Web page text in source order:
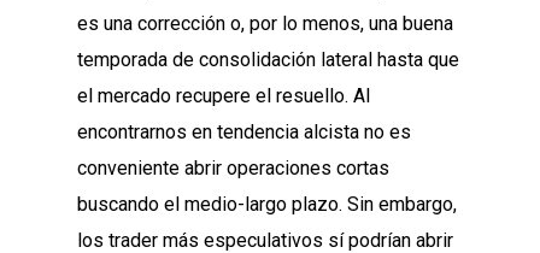
es una corrección o, por lo menos, una buena
temporada de consolidación lateral hasta que
el mercado recupere el resuello. Al
encontrarnos en tendencia alcista no es
conveniente abrir operaciones cortas
buscando el medio-largo plazo. Sin embargo,
los trader más especulativos sí podrían abrir